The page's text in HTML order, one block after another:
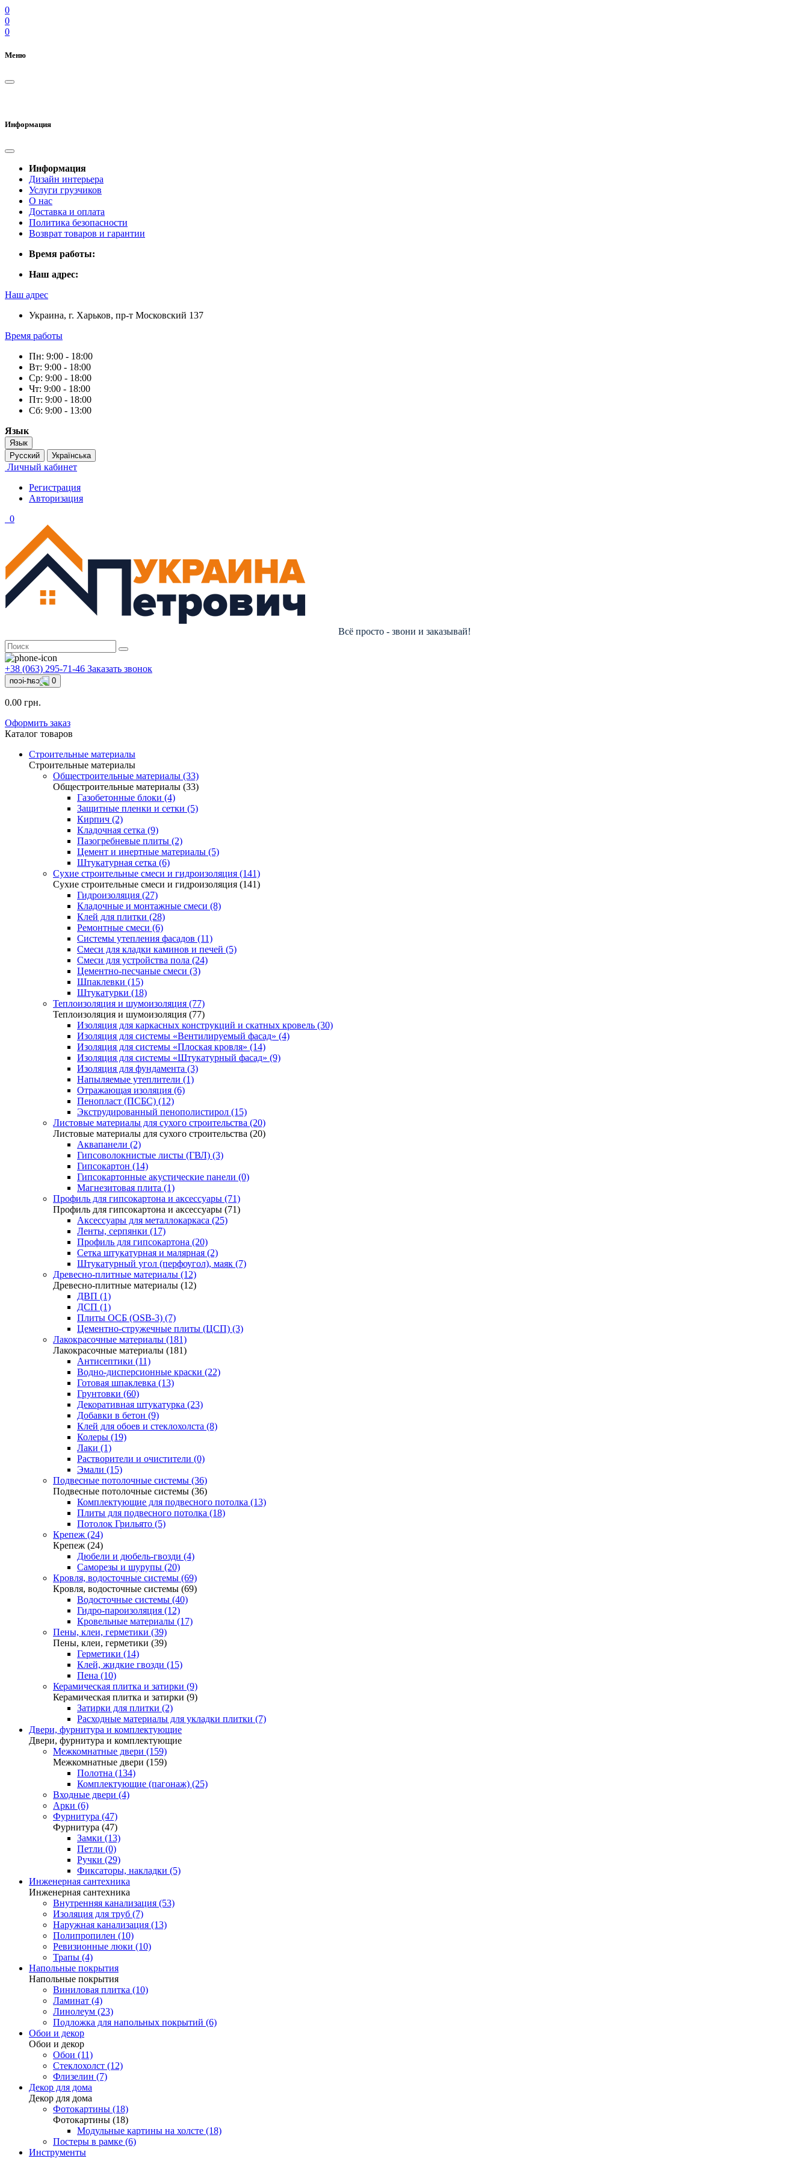
0
0
0
Меню
Информация
Информация
Дизайн интерьера
Услуги грузчиков
О нас
Доставка и оплата
Политика безопасности
Возврат товаров и гарантии
Время работы:
Наш адрес:
Наш адрес
Украина, г. Харьков, пр-т Московский 137
Время работы
Пн: 9:00 - 18:00
Вт: 9:00 - 18:00
Ср: 9:00 - 18:00
Чт: 9:00 - 18:00
Пт: 9:00 - 18:00
Сб: 9:00 - 13:00
Язык
Язык
Русский
Українська
Личный кабинет
Регистрация
Авторизация
0
Всё просто - звони и заказывай!
+38 (063) 295-71-46 Заказать звонок
0
0.00 грн.
Оформить заказ
Каталог товаров
Строительные материалы
Строительные материалы
Общестроительные материалы (33)
Общестроительные материалы (33)
Газобетонные блоки (4)
Защитные пленки и сетки (5)
Кирпич (2)
Кладочная сетка (9)
Пазогребневые плиты (2)
Цемент и инертные материалы (5)
Штукатурная сетка (6)
Сухие строительные смеси и гидроизоляция (141)
Сухие строительные смеси и гидроизоляция (141)
Гидроизоляция (27)
Кладочные и монтажные смеси (8)
Клей для плитки (28)
Ремонтные смеси (6)
Системы утепления фасадов (11)
Смеси для кладки каминов и печей (5)
Смеси для устройства пола (24)
Цементно-песчаные смеси (3)
Шпаклевки (15)
Штукатурки (18)
Теплоизоляция и шумоизоляция (77)
Теплоизоляция и шумоизоляция (77)
Изоляция для каркасных конструкций и скатных кровель (30)
Изоляция для системы «Вентилируемый фасад» (4)
Изоляция для системы «Плоская кровля» (14)
Изоляция для системы «Штукатурный фасад» (9)
Изоляция для фундамента (3)
Напыляемые утеплители (1)
Отражающая изоляция (6)
Пенопласт (ПСБС) (12)
Экструдированный пенополистирол (15)
Листовые материалы для сухого строительства (20)
Листовые материалы для сухого строительства (20)
Аквапанели (2)
Гипсоволокнистые листы (ГВЛ) (3)
Гипсокартон (14)
Гипсокартонные акустические панели (0)
Магнезитовая плита (1)
Профиль для гипсокартона и аксессуары (71)
Профиль для гипсокартона и аксессуары (71)
Аксессуары для металлокаркаса (25)
Ленты, серпянки (17)
Профиль для гипсокартона (20)
Сетка штукатурная и малярная (2)
Штукатурный угол (перфоугол), маяк (7)
Древесно-плитные материалы (12)
Древесно-плитные материалы (12)
ДВП (1)
ДСП (1)
Плиты ОСБ (OSB-3) (7)
Цементно-стружечные плиты (ЦСП) (3)
Лакокрасочные материалы (181)
Лакокрасочные материалы (181)
Антисептики (11)
Водно-дисперсионные краски (22)
Готовая шпаклевка (13)
Грунтовки (60)
Декоративная штукатурка (23)
Добавки в бетон (9)
Клей для обоев и стеклохолста (8)
Колеры (19)
Лаки (1)
Растворители и очистители (0)
Эмали (15)
Подвесные потолочные системы (36)
Подвесные потолочные системы (36)
Комплектующие для подвесного потолка (13)
Плиты для подвесного потолка (18)
Потолок Грильято (5)
Крепеж (24)
Крепеж (24)
Дюбели и дюбель-гвозди (4)
Саморезы и шурупы (20)
Кровля, водосточные системы (69)
Кровля, водосточные системы (69)
Водосточные системы (40)
Гидро-пароизоляция (12)
Кровельные материалы (17)
Пены, клеи, герметики (39)
Пены, клеи, герметики (39)
Герметики (14)
Клей, жидкие гвозди (15)
Пена (10)
Керамическая плитка и затирки (9)
Керамическая плитка и затирки (9)
Затирки для плитки (2)
Расходные материалы для укладки плитки (7)
Двери, фурнитура и комплектующие
Двери, фурнитура и комплектующие
Межкомнатные двери (159)
Межкомнатные двери (159)
Полотна (134)
Комплектующие (пагонаж) (25)
Входные двери (4)
Арки (6)
Фурнитура (47)
Фурнитура (47)
Замки (13)
Петли (0)
Ручки (29)
Фиксаторы, накладки (5)
Инженерная сантехника
Инженерная сантехника
Внутренняя канализация (53)
Изоляция для труб (7)
Наружная канализация (13)
Полипропилен (10)
Ревизионные люки (10)
Трапы (4)
Напольные покрытия
Напольные покрытия
Виниловая плитка (10)
Ламинат (4)
Линолеум (23)
Подложка для напольных покрытий (6)
Обои и декор
Обои и декор
Обои (11)
Стеклохолст (12)
Флизелин (7)
Декор для дома
Декор для дома
Фотокартины (18)
Фотокартины (18)
Модульные картины на холсте (18)
Постеры в рамке (6)
Инструменты